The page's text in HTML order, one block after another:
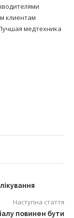
клиентам
медтехника
Наступна стаття
повинен бути